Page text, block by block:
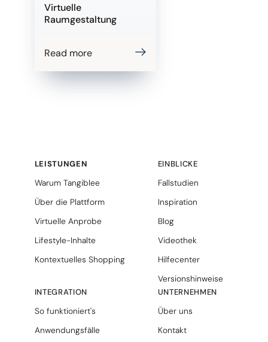
Virtuelle
Raumgestaltung
Read more
LEISTUNGEN
Warum Tangiblee
Über die Plattform
Virtuelle Anprobe
Lifestyle-Inhalte
Kontextuelles Shopping
INTEGRATION
So funktioniert's
Anwendungsfälle
EINBLICKE
Fallstudien
Inspiration
Blog
Videothek
Hilfecenter
Versionshinweise
UNTERNEHMEN
Über uns
Kontakt